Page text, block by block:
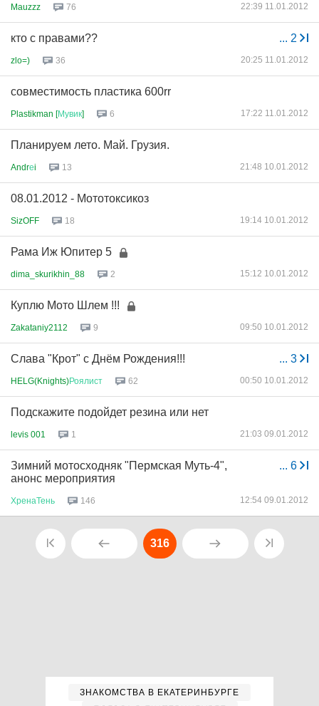
Mauzzz 76 22:39 11.01.2012
... 2
кто с правами??
zlo=) 36 20:25 11.01.2012
совместимость пластика 600rr
Plastikman [Мувик] 6 17:22 11.01.2012
Планируем лето. Май. Грузия.
Andrеi 13 21:48 10.01.2012
08.01.2012 - Мототоксикоз
SizOFF 18 19:14 10.01.2012
Рама Иж Юпитер 5
dima_skurikhin_88 2 15:12 10.01.2012
Куплю Мото Шлем !!!
Zakataniy2112 9 09:50 10.01.2012
... 3
Слава "Крот" с Днём Рождения!!!
HELG(Knights)Роялист 62 00:50 10.01.2012
Подскажите подойдет резина или нет
levis 001 1 21:03 09.01.2012
... 6
Зимний мотосходняк "Пермская Муть-4",
анонс мероприятия
ХренаТень 146 12:54 09.01.2012
316
ЗНАКОМСТВА В ЕКАТЕРИНБУРГЕ